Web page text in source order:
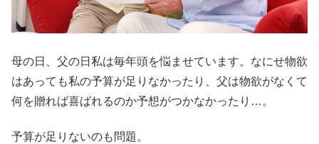
母の日、父の日 私は毎年頭を悩ませています。 なにせ物欲
はあっても私の予算が足りなかったり、父は物欲がなくて
何を贈れば喜ばれるのか予想がつかなかったり…。
予算が足りないのも問題。